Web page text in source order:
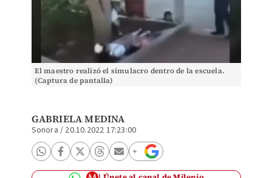
El maestro realizó el simulacro dentro de la escuela.
(Captura de pantalla)
GABRIELA MEDINA
Sonora / 20.10.2022 17:23:00